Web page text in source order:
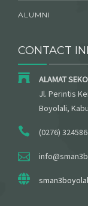
ALUMNI
CONTACT
ALAMAT
Jl. Perintis
Boyolali,
(0276) 324586